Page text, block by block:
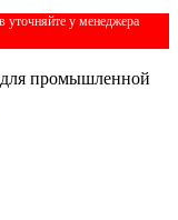
уточняйте у менеджера
промышленной